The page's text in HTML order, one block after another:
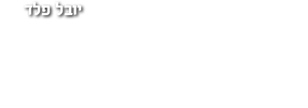
יובל פלד